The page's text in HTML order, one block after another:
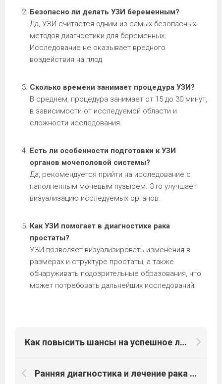
Безопасно ли делать УЗИ беременным?
Да, УЗИ считается одним из самых безопасных
методов диагностики для беременных.
Исследование не оказывает вредного
воздействия на плод.
Сколько времени занимает процедура УЗИ?
В среднем, процедура занимает от 15 до 30 минут,
в зависимости от исследуемой области и
сложности исследования.
Есть ли особенности подготовки к УЗИ
органов мочеполовой системы?
Да, рекомендуется прийти на исследование с
наполненным мочевым пузырем. Это улучшает
визуализацию исследуемых органов.
Как УЗИ помогает в диагностике рака
простаты?
УЗИ позволяет визуализировать изменения в
размерах и структуре простаты, а также
обнаруживать подозрительные образования, что
может потребовать дальнейших исследований.
Как повысить шансы на успешное лечение рака предстательной железы: стратегии и советы
Ранняя диагностика и лечение рака уретры: важные аспекты и советы